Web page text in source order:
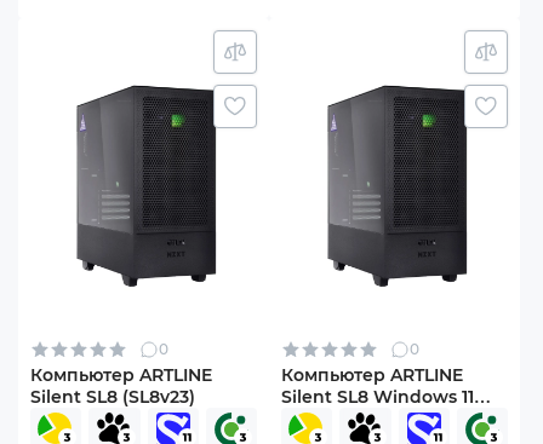
0
Компьютер ARTLINE
Silent SL8 (SL8v23)
0
Компьютер ARTLINE
Silent SL8 Windows 11
Pro (SL8v23Win)